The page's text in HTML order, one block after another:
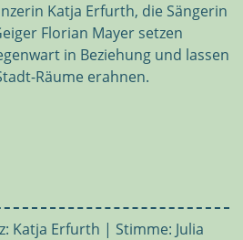
Katja Erfurth, die Sängerin
Florian Mayer setzen
in Beziehung und lassen
Räume erahnen.
Katja Erfurth | Stimme: Julia